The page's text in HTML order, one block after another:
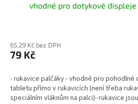
vhodné pro dotykové
65,29 Kč bez DPH
79 Kč
- rukavice palčáky - vhodné pro pohodlné
tabletu přímo v rukavicích (není třeba
speciálním vláknům na palci)- rukavice